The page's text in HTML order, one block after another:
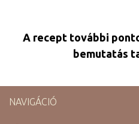
A recept további
bemutatás
NAVIGÁCIÓ